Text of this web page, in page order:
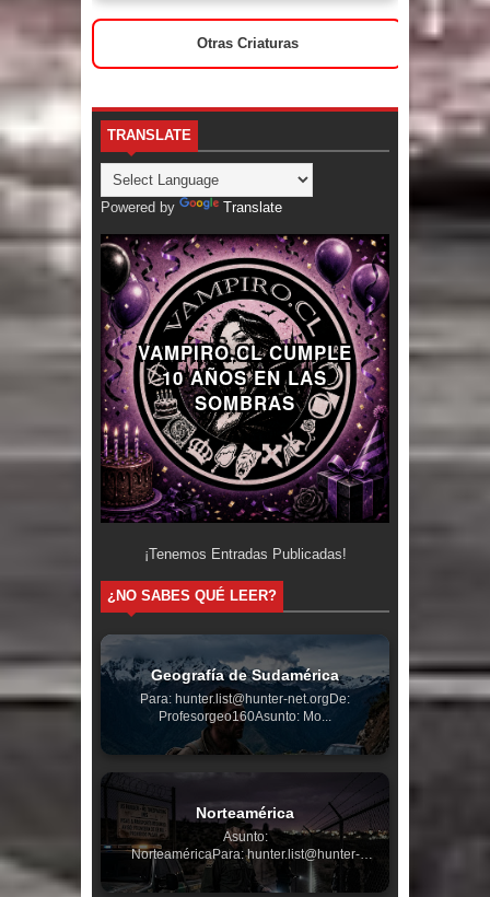
Otras Criaturas
TRANSLATE
Powered by Translate
VAMPIRO.CL CUMPLE
10 AÑOS EN LAS
SOMBRAS
¡Tenemos Entradas Publicadas!
¿NO SABES QUÉ LEER?
Geografía de Sudamérica
Para: hunter.list@hunter-net.orgDe:
Profesorgeo160Asunto: Mo...
Norteamérica
Asunto:
NorteaméricaPara: hunter.list@hunter-
net.orgDe: Viaj...